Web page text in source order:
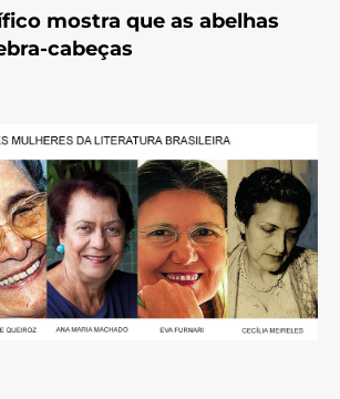
mostra que as abelhas
cabeças